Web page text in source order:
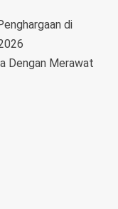
di
Dengan Merawat